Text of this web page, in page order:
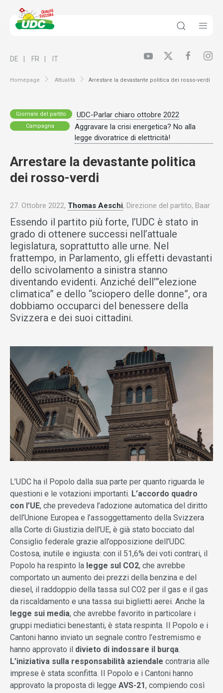
Homepage Attualità Arrestare la devastante politica dei rosso-verdi
DE FR IT
Giornale del partito UDC-Parlar chiaro ottobre 2022
Campagna
Aggravare la crisi energetica? No alla
legge divoratrice di elettricità!
Arrestare la devastante politica
dei rosso-verdi
27. Ottobre 2022, Thomas Aeschi, Direzione del partito, Baar
Essendo il partito più forte, l’UDC è stato in
grado di ottenere successi nell’attuale
legislatura, soprattutto alle urne. Nel
frattempo, in Parlamento, gli effetti devastanti
dello scivolamento a sinistra stanno
diventando evidenti. Anziché dell'”elezione
climatica” e dello “sciopero delle donne”, ora
dobbiamo occuparci del benessere della
Svizzera e dei suoi cittadini.
L’UDC ha il Popolo dalla sua parte per quanto riguarda le
questioni e le votazioni importanti. L’accordo quadro
con l’UE, che prevedeva l’adozione automatica del diritto
dell’Unione Europea e l’assoggettamento della Svizzera
alla Corte di Giustizia dell’UE, è già stato bocciato dal
Consiglio federale grazie all’opposizione dell’UDC.
Costosa, inutile e ingiusta: con il 51,6% dei voti contrari, il
Popolo ha respinto la legge sul CO2, che avrebbe
comportato un aumento dei prezzi della benzina e del
diesel, il raddoppio della tassa sul CO2 per il gas e il gas
da riscaldamento e una tassa sui biglietti aerei. Anche la
legge sui media, che avrebbe favorito in particolare i
gruppi mediatici benestanti, è stata respinta. Il Popolo e i
Cantoni hanno inviato un segnale contro l’estremismo e
hanno approvato il divieto di indossare il burqa.
L’iniziativa sulla responsabilità aziendale contraria alle
imprese è stata sconfitta. Il Popolo e i Cantoni hanno
approvato la proposta di legge AVS-21, compiendo così